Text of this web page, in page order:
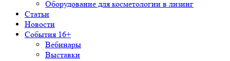
Оборудование для косметологии в лизинг
Статьи
Новости
События 16+
Вебинары
Выставки